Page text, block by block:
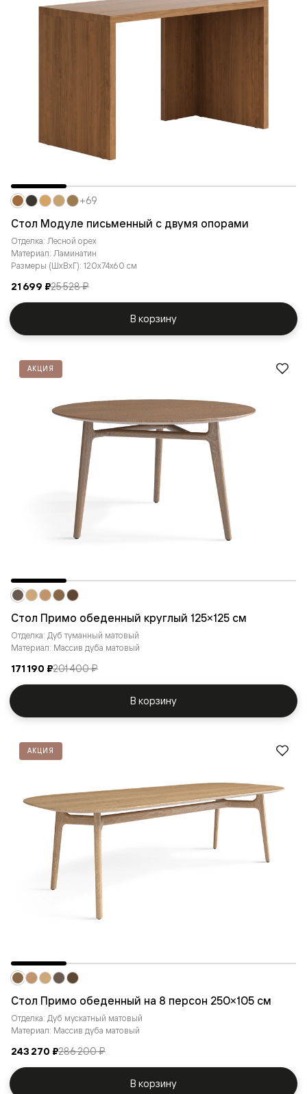
Стол Модуле письменный с двумя опорами
Отделка: Лесной орех
Материал: Ламинатин
Размеры (ШxВxГ): 120x74x60 см
21 699 ₽25 528 ₽
+69
В корзину
АКЦИЯ
Стол Примо обеденный круглый 125×125 см
Отделка: Дуб туманный матовый
Материал: Массив дуба матовый
171 190 ₽201 400 ₽
В корзину
АКЦИЯ
Стол Примо обеденный на 8 персон 250×105 см
Отделка: Дуб мускатный матовый
Материал: Массив дуба матовый
243 270 ₽286 200 ₽
В корзину